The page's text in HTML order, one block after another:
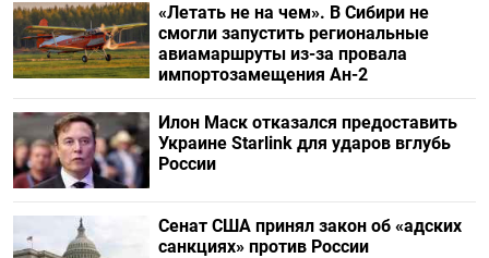
«Летать не на чем». В Сибири не
смогли запустить региональные
авиамаршруты из-за провала
импортозамещения Ан-2
Илон Маск отказался предоставить
Украине Starlink для ударов вглубь
России
Сенат США принял закон об «адских
санкциях» против России